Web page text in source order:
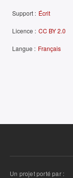
Support : Écrit
Licence : CC BY 2.0
Langue : Français
Un projet porté par :